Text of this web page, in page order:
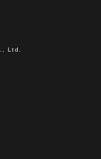
Ltd.